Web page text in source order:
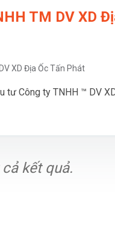
TM DV XD
XD Địa Ốc Tấn Phát
tư Công ty TNHH ™ DV
kết quả.